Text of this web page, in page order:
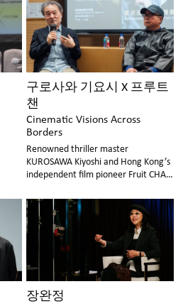
구로사와 기요시 X 프루트
챈
Cinematic Visions Across
Borders
Renowned thriller master
KUROSAWA Kiyoshi and Hong Kong’s
independent film pioneer Fruit CHAN
and cinematic insights during the
AFA17 Featured Programmes
Masterclass..
장완정